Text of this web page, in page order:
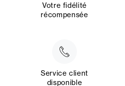
Votre fidélité
récompensée
Service client
disponible